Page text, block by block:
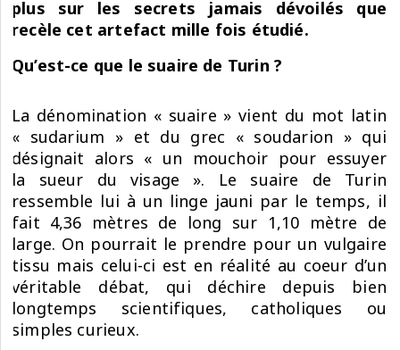
plus sur les secrets jamais dévoilés que
recèle cet artefact mille fois étudié.
Qu’est-ce que le suaire de Turin ?
La dénomination « suaire » vient du mot latin
« sudarium » et du grec « soudarion » qui
désignait alors « un mouchoir pour essuyer
la sueur du visage ». Le suaire de Turin
ressemble lui à un linge jauni par le temps, il
fait 4,36 mètres de long sur 1,10 mètre de
large. On pourrait le prendre pour un vulgaire
tissu mais celui-ci est en réalité au coeur d’un
véritable débat, qui déchire depuis bien
longtemps scientifiques, catholiques ou
simples curieux.